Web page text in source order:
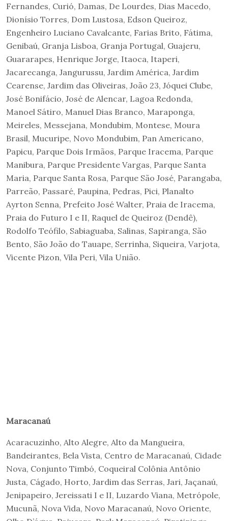
Fernandes, Curió, Damas, De Lourdes, Dias Macedo,
Dionísio Torres, Dom Lustosa, Edson Queiroz,
Engenheiro Luciano Cavalcante, Farias Brito, Fátima,
Genibaú, Granja Lisboa, Granja Portugal, Guajeru,
Guararapes, Henrique Jorge, Itaoca, Itaperi,
Jacarecanga, Jangurussu, Jardim América, Jardim
Cearense, Jardim das Oliveiras, João 23, Jóquei Clube,
José Bonifácio, José de Alencar, Lagoa Redonda,
Manoel Sátiro, Manuel Dias Branco, Maraponga,
Meireles, Messejana, Mondubim, Montese, Moura
Brasil, Mucuripe, Novo Mondubim, Pan Americano,
Papicu, Parque Dois Irmãos, Parque Iracema, Parque
Manibura, Parque Presidente Vargas, Parque Santa
Maria, Parque Santa Rosa, Parque São José, Parangaba,
Parreão, Passaré, Paupina, Pedras, Pici, Planalto
Ayrton Senna, Prefeito José Walter, Praia de Iracema,
Praia do Futuro I e II, Raquel de Queiroz (Dendê),
Rodolfo Teófilo, Sabiaguaba, Salinas, Sapiranga, São
Bento, São João do Tauape, Serrinha, Siqueira, Varjota,
Vicente Pizon, Vila Peri, Vila União.
Maracanaú
Acaracuzinho, Alto Alegre, Alto da Mangueira,
Bandeirantes, Bela Vista, Centro de Maracanaú, Cidade
Nova, Conjunto Timbó, Coqueiral Colônia Antônio
Justa, Cágado, Horto, Jardim das Serras, Jari, Jaçanaú,
Jenipapeiro, Jereissati I e II, Luzardo Viana, Metrópole,
Mucunã, Nova Vida, Novo Maracanaú, Novo Oriente,